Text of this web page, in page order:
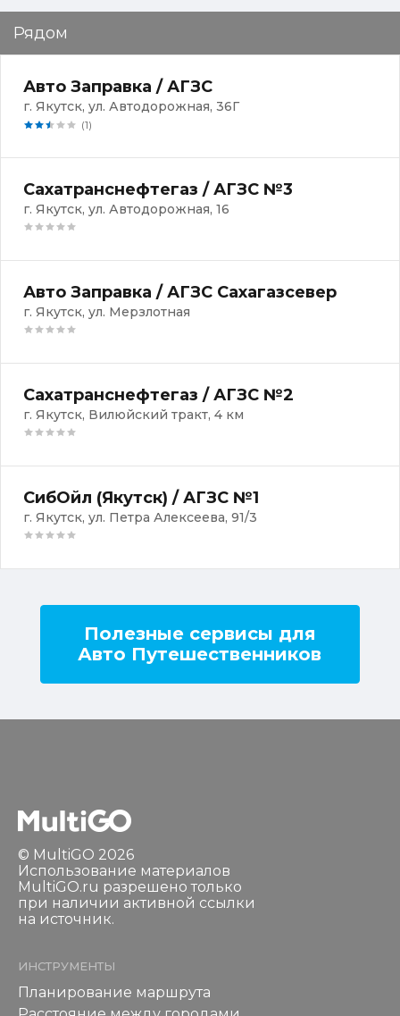
Рядом
Авто Заправка / АГЗС
г. Якутск, ул. Автодорожная, 36Г
(1)
Сахатранснефтегаз / АГЗС №3
г. Якутск, ул. Автодорожная, 16
Авто Заправка / АГЗС Сахагазсевер
г. Якутск, ул. Мерзлотная
Сахатранснефтегаз / АГЗС №2
г. Якутск, Вилюйский тракт, 4 км
СибОйл (Якутск) / АГЗС №1
г. Якутск, ул. Петра Алексеева, 91/3
Полезные сервисы для
Авто Путешественников
© MultiGO 2026
Использование материалов
MultiGO.ru разрешено только
при наличии активной ссылки
на источник.
ИНСТРУМЕНТЫ
Планирование маршрута